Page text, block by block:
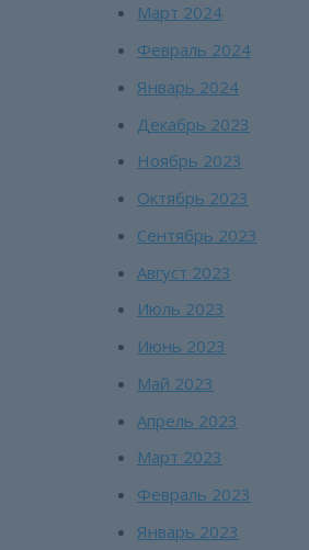
Март 2024
Февраль 2024
Январь 2024
Декабрь 2023
Ноябрь 2023
Октябрь 2023
Сентябрь 2023
Август 2023
Июль 2023
Июнь 2023
Май 2023
Апрель 2023
Март 2023
Февраль 2023
Январь 2023